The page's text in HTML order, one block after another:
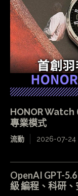
HONOR Watch
專業模式
流動 2026-07-24
OpenAI GPT-
級 編程、科研